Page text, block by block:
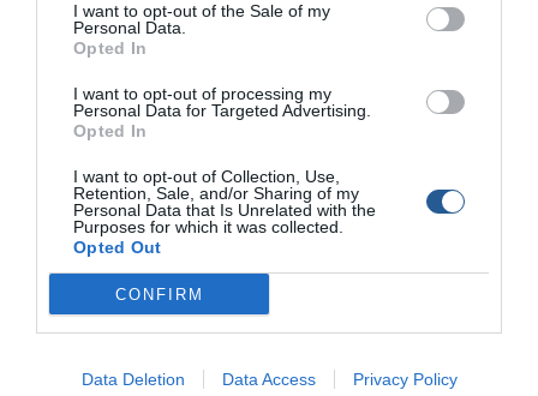
I want to opt-out of the Sale of my
Personal Data.
Opted In
I want to opt-out of processing my
Personal Data for Targeted Advertising.
Opted In
I want to opt-out of Collection, Use,
Retention, Sale, and/or Sharing of my
Personal Data that Is Unrelated with the
Purposes for which it was collected.
Opted Out
CONFIRM
Data Deletion Data Access Privacy Policy
Κώστας Ντούνας, συνταξιούχος Διευθυντής
στρατηγική μπορεί να μετατρέψει την πρόκληση σε
ευκαιρία».
Επεσήμανε, δε, ότι τομπλε καβούριείναι καθρέφτης της
σχέσης μας με τη θάλασσα και της ανάγκης για
επιστημονική διαχείριση.
Την πρωτοβουλία είχε ο
Σταθμού Ελούντας, Γιώργος Πατεράκης
Παρόντες ήταν ο
περιφερειάρχης Κρήτης Σταύρος